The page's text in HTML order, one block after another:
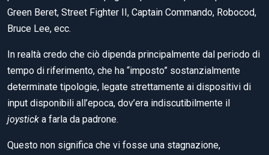
Green Beret, Street Fighter II, Captain Commando, Robocod,
Bruce Lee, ecc.
In realtà credo che ciò dipenda principalmente dal periodo di
tempo di riferimento, che ha “imposto” sostanzialmente
determinate tipologie, legate strettamente ai dispositivi di
input disponibili all’epoca, dov’era indiscutibilmente il
joystick a farla da padrone.
Questo non significa che vi fosse una stagnazione,